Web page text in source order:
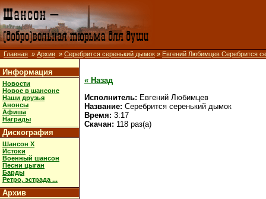
Главная » Архив » Серебрится серенький дымок » Евгений Любимцев Серебрится
Информация
Новости
Новое в шансоне
Наши друзья
Анонсы
Афиша
Награды
Дискография
Шансон X
Истоки
Военный шансон
Песни цыган
Барды
Ретро, эстрада ...
Архив
« Назад
Исполнитель: Евгений Любимцев
Название: Серебрится серенький дымок
Время: 3:17
Скачан: 118 раз(а)